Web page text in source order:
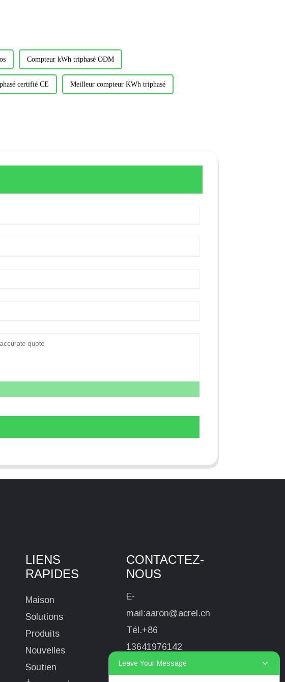
Compteur kWh triphasé ODM
certifié CE Meilleur compteur KWh triphasé
LIENS
RAPIDES
Maison
Solutions
Produits
Nouvelles
Soutien
CONTACTEZ-
NOUS
E-
mail:aaron@acrel.cn
Tél.+86
13641976142
Adresse : No. 253
Leave Your Message